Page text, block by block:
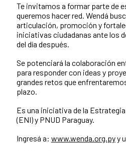
Te invitamos a formar parte de
queremos hacer red. Wendá
articulación, promoción y
iniciativas ciudadanas ante los
del día después.
Se potenciará la colaboración
para responder con ideas y
grandes retos que
plazo.
Es una iniciativa de la
(ENI) y PNUD Paraguay.
Ingresá a: www.wenda.org.pyy